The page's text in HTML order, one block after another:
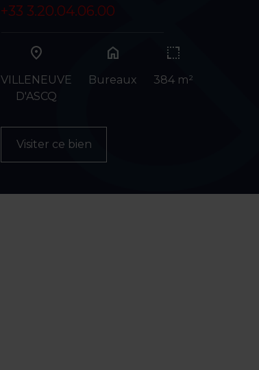
+33 3.20.04.06.00
VILLENEUVE
D'ASCQ
home
Bureaux 384 m²
Visiter ce bien